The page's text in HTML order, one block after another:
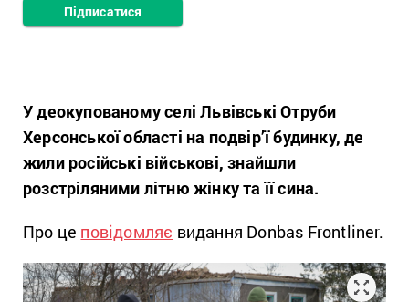
Підписатися
У деокупованому селі Львівські Отруби
Херсонської області на подвір’ї будинку, де
жили російські військові, знайшли
розстріляними літню жінку та її сина.
Про це повідомляє видання Donbas Frontliner.